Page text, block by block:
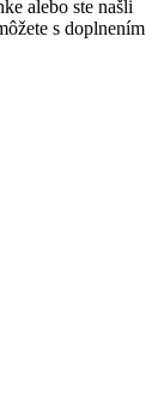
alebo ste našli
s doplnením